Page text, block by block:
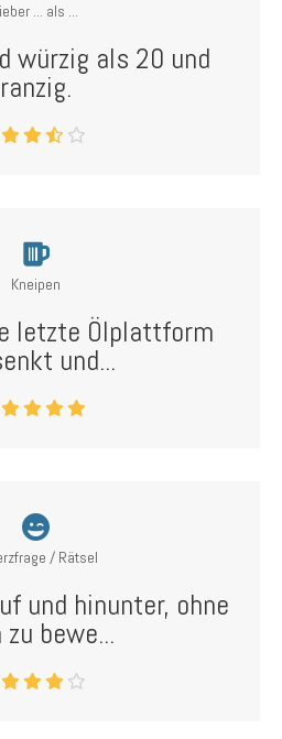
... als ...
würzig als 20 und
ranzig.
Kneipen
letzte Ölplattform
und...
/ Rätsel
und hinunter, ohne
bewe...